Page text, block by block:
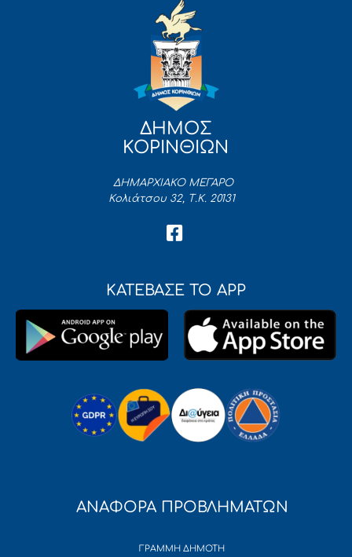
ΔΗΜΟΣ
ΚΟΡΙΝΘΙΩΝ
ΔΗΜΑΡΧΙΑΚΟ ΜΕΓΑΡΟ
Κολιάτσου 32, Τ.Κ. 20131
ΚΑΤΕΒΑΣΕ ΤΟ APP
ΑΝΑΦΟΡΑ ΠΡΟΒΛΗΜΑΤΩΝ
ΓΡΑΜΜΗ ΔΗΜΟΤΗ